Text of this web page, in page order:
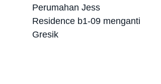
Perumahan Jess
Residence b1-09 menganti
Gresik